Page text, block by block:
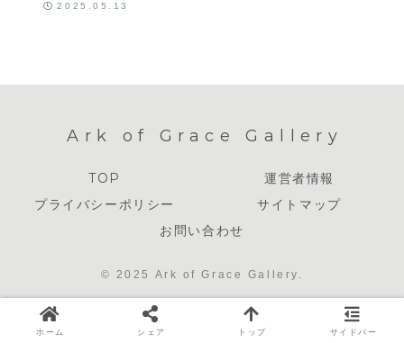
2025.05.13
Ark of Grace Gallery
TOP
運営者情報
プライバシーポリシー
サイトマップ
お問い合わせ
© 2025 Ark of Grace Gallery.
ホーム シェア トップ サイドバー